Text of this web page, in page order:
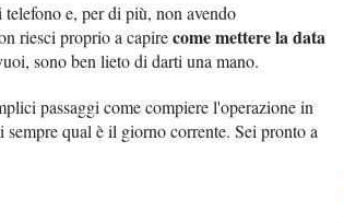
e, per di più, non avendo
riesci proprio a capirecome mettere la data
sono ben lieto di darti una mano.
passaggi come compiere l'operazione in
qual è il giorno corrente. Sei pronto a